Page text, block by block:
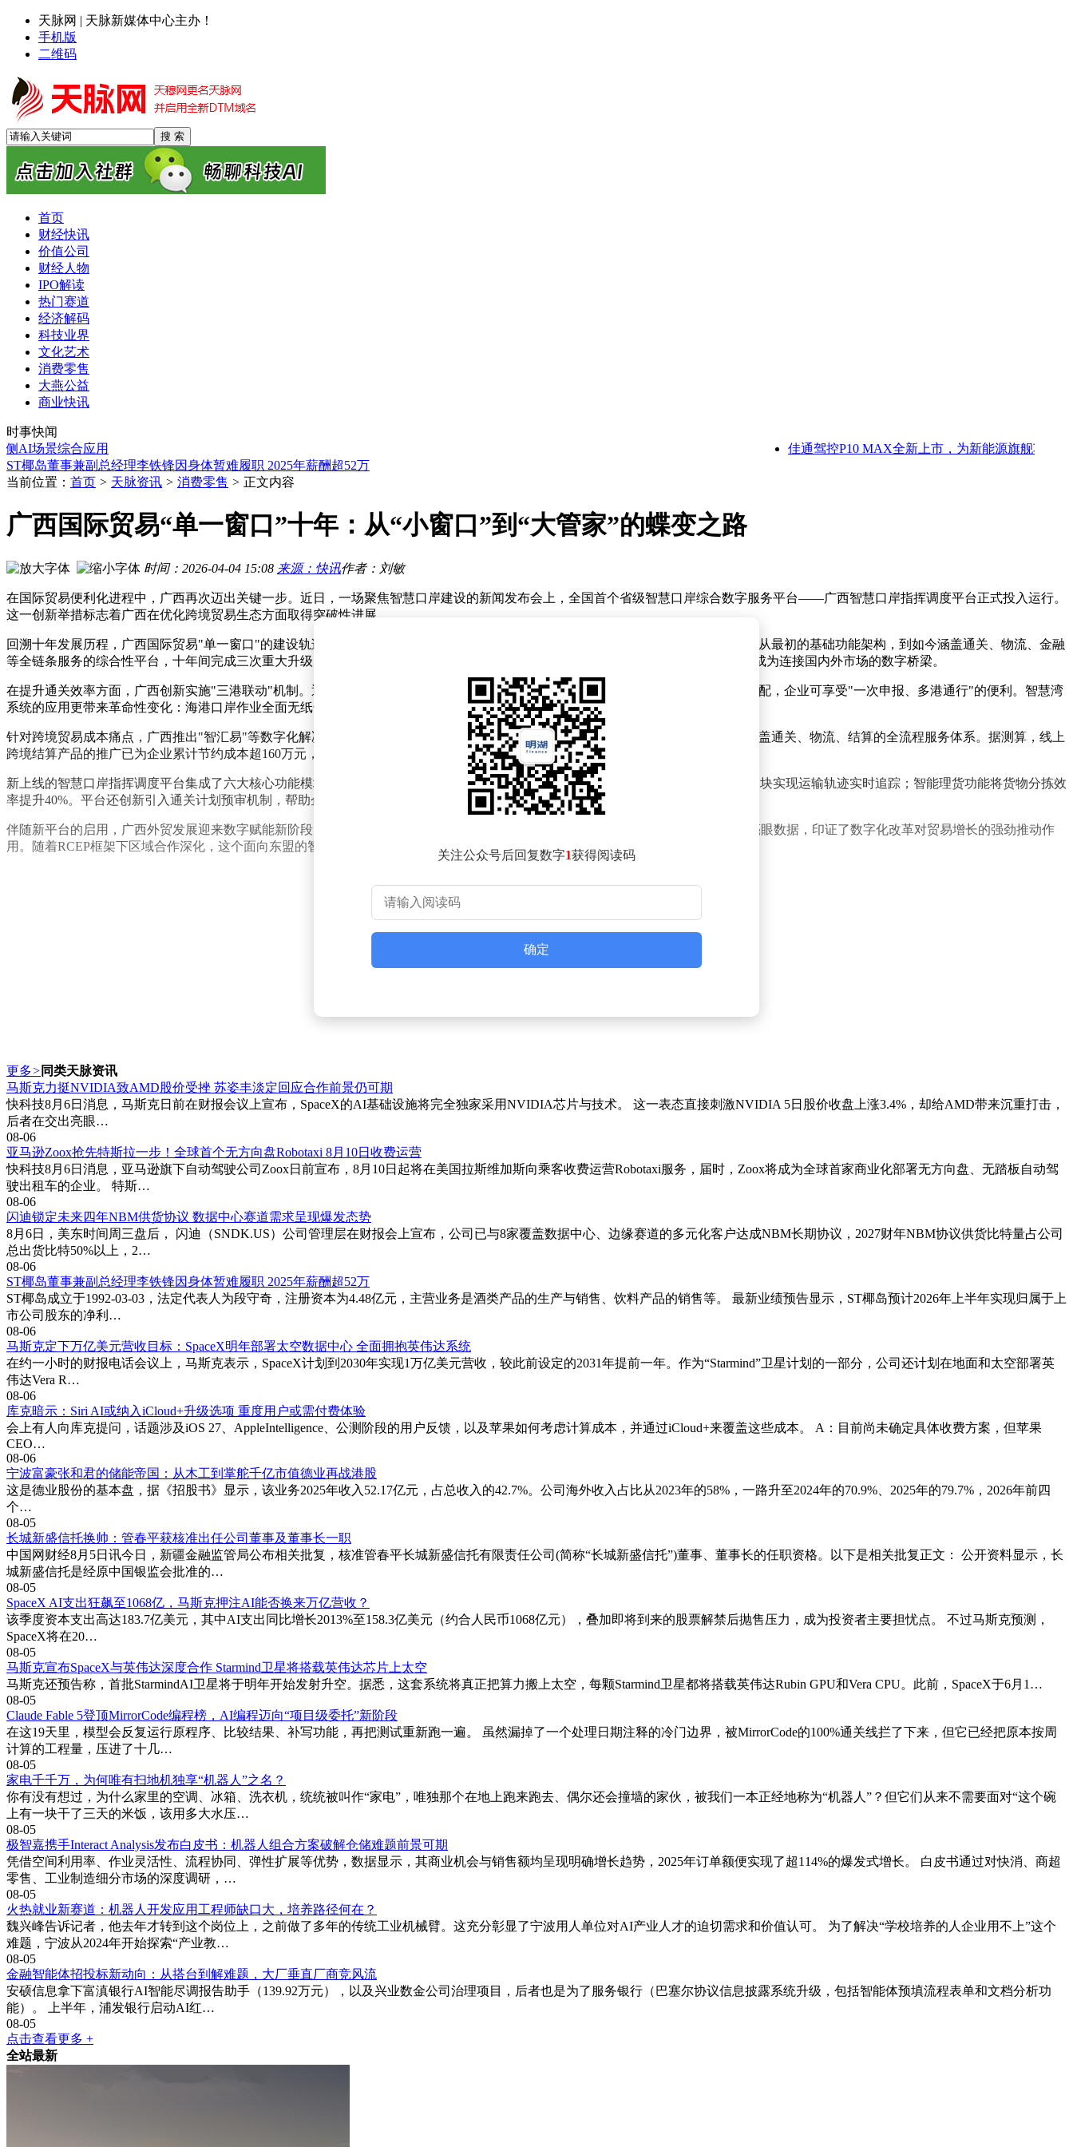
天脉网 | 天脉新媒体中心主办！
手机版
二维码
首页
财经快讯
价值公司
财经人物
IPO解读
热门赛道
经济解码
科技业界
文化艺术
消费零售
大燕公益
商业快讯
时事快闻
场景综合应用
佳通驾控P10 MAX全新上市，为新能源旗舰车型而来
马斯克宣布SpaceX与英伟达深度合作 Starmind卫星将搭载英伟达芯片上太空
亚马逊Zoox抢先特斯拉一步！全球首个无方向盘Robotaxi 8月10日收费运营
闪迪锁定未来四年NBM供货协议 数据中心赛道需求呈现爆发态势
ST椰岛董事兼副总经理李铁锋因身体暂难履职 2025年薪酬超52万
马斯克定下万亿美元营收目标：SpaceX明年部署太空数据中心 全面拥抱英伟达系统
宁波富豪张和君的储能帝国：从木工到掌舵千亿市值德业再战港股
长城新盛信托换帅：管春平获核准出任公司董事及董事长一职
马斯克宣布SpaceX与英伟达深度合作 Starmind卫星将搭载英伟达芯片上太空
当前位置： 首页 > 天脉资讯 > 消费零售 > 正文内容
广西国际贸易“单一窗口”十年：从“小窗口”到“大管家”的蝶变之路
时间：2026-04-04 15:08 来源：快讯作者：刘敏
在国际贸易便利化进程中，广西再次迈出关键一步。近日，一场聚焦智慧口岸建设的新闻发布会上，全国首个省级智慧口岸综合数字服务平台——广西智慧口岸指挥调度平台正式投入运行。
这一创新举措标志着广西在优化跨境贸易生态方面取得突破性进展。
回溯十年发展历程，广西国际贸易"单一窗口"的建设轨迹清晰可见。2015年末，西南地区首个跨境贸易公共服务平台在广西落地生根。从最初的基础功能架构，到如今涵盖通关、物流、金融
等全链条服务的综合性平台，十年间完成三次重大升级。数据显示，平台服务企业数量已突破3.7万家，日均处理申报业务超1.3万票，成为连接国内外市场的数字桥梁。
在提升通关效率方面，广西创新实施"三港联动"机制。通过北部湾港综合调度系统，钦州、北海、防城港三大港区实现航道资源统筹调配，企业可享受"一次申报、多港通行"的便利。智慧湾
系统的应用更带来革命性变化：海港口岸作业全面无纸化，车辆过闸时间从2分钟压缩至20秒，北部湾港整体通关效率跻身全国前列。
针对跨境贸易成本痛点，广西推出"智汇易"等数字化解决方案。该平台整合81家涉外单位数据资源，上线33项特色服务模块，构建起覆盖通关、物流、结算的全流程服务体系。据测算，线上
跨境结算产品的推广已为企业累计节约成本超160万元，真正实现"数据多跑路、企业少花钱"。
新上线的智慧口岸指挥调度平台集成了六大核心功能模块。通过智能单证系统，企业可自动生成符合各国标准的报关文件；跨境物流模块实现运输轨迹实时追踪；智能理货功能将货物分拣效
率提升40%。平台还创新引入通关计划预审机制，帮助企业提前规避风险，预计可使口岸整体运转效率提升25%以上。
伴随新平台的启用，广西外贸发展迎来数字赋能新阶段。从2015年的3190亿元到2025年的8192亿元，十年间进出口总额增长156.8%的亮眼数据，印证了数字化改革对贸易增长的强劲推动作
用。随着RCEP框架下区域合作深化，这个面向东盟的智慧口岸正成为连接国内国际双循环的重要节点。
关注公众号后回复数字1获得阅读码
确定
更多> 同类天脉资讯
马斯克力挺NVIDIA致AMD股价受挫 苏姿丰淡定回应合作前景仍可期
快科技8月6日消息，马斯克日前在财报会议上宣布，SpaceX的AI基础设施将完全独家采用NVIDIA芯片与技术。 这一表态直接刺激NVIDIA 5日股价收盘上涨3.4%，却给AMD带来沉重打击，
后者在交出亮眼…
08-06
亚马逊Zoox抢先特斯拉一步！全球首个无方向盘Robotaxi 8月10日收费运营
快科技8月6日消息，亚马逊旗下自动驾驶公司Zoox日前宣布，8月10日起将在美国拉斯维加斯向乘客收费运营Robotaxi服务，届时，Zoox将成为全球首家商业化部署无方向盘、无踏板自动驾
驶出租车的企业。 特斯…
08-06
闪迪锁定未来四年NBM供货协议 数据中心赛道需求呈现爆发态势
8月6日，美东时间周三盘后， 闪迪（SNDK.US）公司管理层在财报会上宣布，公司已与8家覆盖数据中心、边缘赛道的多元化客户达成NBM长期协议，2027财年NBM协议供货比特量占公司
总出货比特50%以上，2…
08-06
ST椰岛董事兼副总经理李铁锋因身体暂难履职 2025年薪酬超52万
ST椰岛成立于1992-03-03，法定代表人为段守奇，注册资本为4.48亿元，主营业务是酒类产品的生产与销售、饮料产品的销售等。 最新业绩预告显示，ST椰岛预计2026年上半年实现归属于上
市公司股东的净利…
08-06
马斯克定下万亿美元营收目标：SpaceX明年部署太空数据中心 全面拥抱英伟达系统
在约一小时的财报电话会议上，马斯克表示，SpaceX计划到2030年实现1万亿美元营收，较此前设定的2031年提前一年。作为“Starmind”卫星计划的一部分，公司还计划在地面和太空部署英
伟达Vera R…
08-06
库克暗示：Siri AI或纳入iCloud+升级选项 重度用户或需付费体验
会上有人向库克提问，话题涉及iOS 27、AppleIntelligence、公测阶段的用户反馈，以及苹果如何考虑计算成本，并通过iCloud+来覆盖这些成本。 A：目前尚未确定具体收费方案，但苹果
CEO…
08-06
宁波富豪张和君的储能帝国：从木工到掌舵千亿市值德业再战港股
这是德业股份的基本盘，据《招股书》显示，该业务2025年收入52.17亿元，占总收入的42.7%。公司海外收入占比从2023年的58%，一路升至2024年的70.9%、2025年的79.7%，2026年前四
个…
08-05
长城新盛信托换帅：管春平获核准出任公司董事及董事长一职
中国网财经8月5日讯今日，新疆金融监管局公布相关批复，核准管春平长城新盛信托有限责任公司(简称“长城新盛信托”)董事、董事长的任职资格。以下是相关批复正文： 公开资料显示，长
城新盛信托是经原中国银监会批准的…
08-05
SpaceX AI支出狂飙至1068亿，马斯克押注AI能否换来万亿营收？
该季度资本支出高达183.7亿美元，其中AI支出同比增长2013%至158.3亿美元（约合人民币1068亿元），叠加即将到来的股票解禁后抛售压力，成为投资者主要担忧点。 不过马斯克预测，
SpaceX将在20…
08-05
马斯克宣布SpaceX与英伟达深度合作 Starmind卫星将搭载英伟达芯片上太空
马斯克还预告称，首批StarmindAI卫星将于明年开始发射升空。据悉，这套系统将真正把算力搬上太空，每颗Starmind卫星都将搭载英伟达Rubin GPU和Vera CPU。此前，SpaceX于6月1…
08-05
Claude Fable 5登顶MirrorCode编程榜，AI编程迈向“项目级委托”新阶段
在这19天里，模型会反复运行原程序、比较结果、补写功能，再把测试重新跑一遍。 虽然漏掉了一个处理日期注释的冷门边界，被MirrorCode的100%通关线拦了下来，但它已经把原本按周
计算的工程量，压进了十几…
08-05
家电千千万，为何唯有扫地机独享“机器人”之名？
你有没有想过，为什么家里的空调、冰箱、洗衣机，统统被叫作“家电”，唯独那个在地上跑来跑去、偶尔还会撞墙的家伙，被我们一本正经地称为“机器人”？但它们从来不需要面对“这个碗
上有一块干了三天的米饭，该用多大水压…
08-05
极智嘉携手Interact Analysis发布白皮书：机器人组合方案破解仓储难题前景可期
凭借空间利用率、作业灵活性、流程协同、弹性扩展等优势，数据显示，其商业机会与销售额均呈现明确增长趋势，2025年订单额便实现了超114%的爆发式增长。 白皮书通过对快消、商超
零售、工业制造细分市场的深度调研，…
08-05
火热就业新赛道：机器人开发应用工程师缺口大，培养路径何在？
魏兴峰告诉记者，他去年才转到这个岗位上，之前做了多年的传统工业机械臂。这充分彰显了宁波用人单位对AI产业人才的迫切需求和价值认可。 为了解决“学校培养的人企业用不上”这个
难题，宁波从2024年开始探索“产业教…
08-05
金融智能体招投标新动向：从搭台到解难题，大厂垂直厂商竞风流
安硕信息拿下富滇银行AI智能尽调报告助手（139.92万元），以及兴业数金公司治理项目，后者也是为了服务银行（巴塞尔协议信息披露系统升级，包括智能体预填流程表单和文档分析功
能）。 上半年，浦发银行启动AI红…
08-05
点击查看更多 +
全站最新